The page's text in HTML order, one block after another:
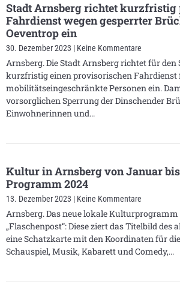
Stadt Arnsberg richtet
Fahrdienst wegen gesperrter
Oeventrop ein
30. Dezember 2023 Keine Kommentare
Arnsberg. Die Stadt Arnsberg richtet für den
kurzfristig einen provisorischen Fahrdienst
mobilitätseingeschränkte Personen ein.
vorsorglichen Sperrung der Dinschender
Einwohnerinnen und
Kultur in Arnsberg von Januar
Programm 2024
13. Dezember 2023 Keine Kommentare
Arnsberg. Das neue lokale
„Flaschenpost“: Diese ziert das Titelbild des
eine Schatzkarte mit den Koordinaten für
Schauspiel, Musik, Kabarett und Comedy,